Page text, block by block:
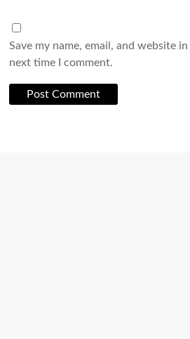
Save my name, email, and website
next time I comment.